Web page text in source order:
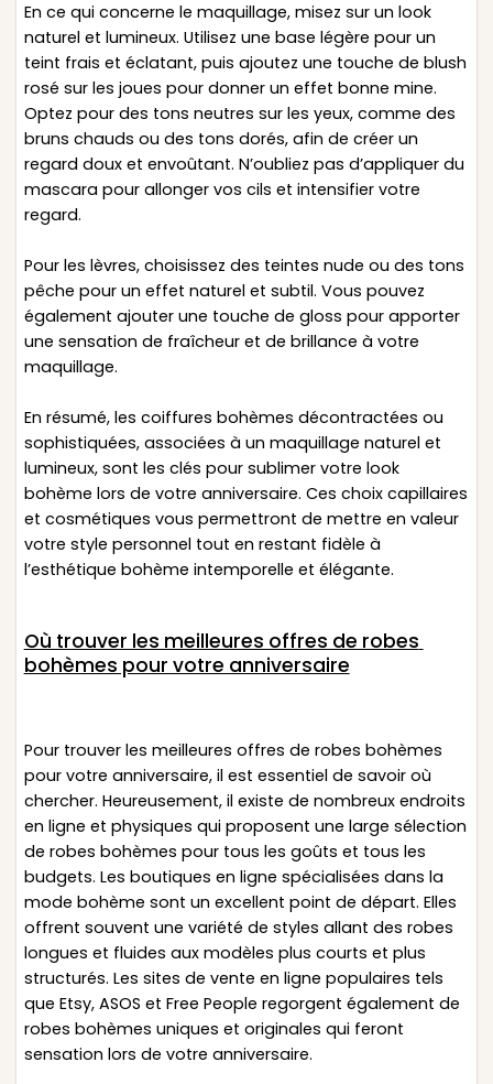
En ce qui concerne le maquillage, misez sur un look
naturel et lumineux. Utilisez une base légère pour un
teint frais et éclatant, puis ajoutez une touche de blush
rosé sur les joues pour donner un effet bonne mine.
Optez pour des tons neutres sur les yeux, comme des
bruns chauds ou des tons dorés, afin de créer un
regard doux et envoûtant. N’oubliez pas d’appliquer du
mascara pour allonger vos cils et intensifier votre
regard.
Pour les lèvres, choisissez des teintes nude ou des tons
pêche pour un effet naturel et subtil. Vous pouvez
également ajouter une touche de gloss pour apporter
une sensation de fraîcheur et de brillance à votre
maquillage.
En résumé, les coiffures bohèmes décontractées ou
sophistiquées, associées à un maquillage naturel et
lumineux, sont les clés pour sublimer votre look
bohème lors de votre anniversaire. Ces choix capillaires
et cosmétiques vous permettront de mettre en valeur
votre style personnel tout en restant fidèle à
l’esthétique bohème intemporelle et élégante.
Où trouver les meilleures offres de robes
bohèmes pour votre anniversaire
Pour trouver les meilleures offres de robes bohèmes
pour votre anniversaire, il est essentiel de savoir où
chercher. Heureusement, il existe de nombreux endroits
en ligne et physiques qui proposent une large sélection
de robes bohèmes pour tous les goûts et tous les
budgets. Les boutiques en ligne spécialisées dans la
mode bohème sont un excellent point de départ. Elles
offrent souvent une variété de styles allant des robes
longues et fluides aux modèles plus courts et plus
structurés. Les sites de vente en ligne populaires tels
que Etsy, ASOS et Free People regorgent également de
robes bohèmes uniques et originales qui feront
sensation lors de votre anniversaire.